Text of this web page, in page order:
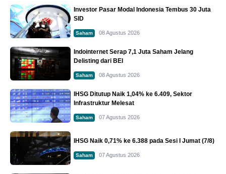
Investor Pasar Modal Indonesia Tembus 30 Juta
SID
Saham 08 Agustus 2026
Indointernet Serap 7,1 Juta Saham Jelang
Delisting dari BEI
Saham 08 Agustus 2026
IHSG Ditutup Naik 1,04% ke 6.409, Sektor
Infrastruktur Melesat
Saham 07 Agustus 2026
IHSG Naik 0,71% ke 6.388 pada Sesi I Jumat (7/8)
Saham 07 Agustus 2026